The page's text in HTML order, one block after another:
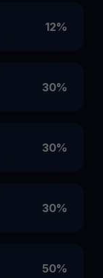
12%
30%
30%
30%
50%